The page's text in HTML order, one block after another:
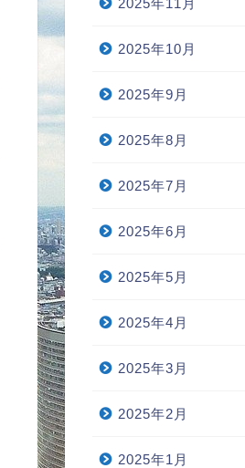
2025年11月
2025年10月
2025年9月
2025年8月
2025年7月
2025年6月
2025年5月
2025年4月
2025年3月
2025年2月
2025年1月